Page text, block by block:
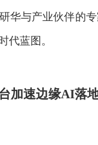
华与产业伙伴的
代蓝图。
加速边缘AI落